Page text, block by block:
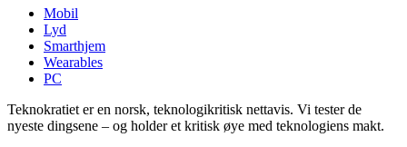
Mobil
Lyd
Smarthjem
Wearables
PC
Teknokratiet er en norsk, teknologikritisk nettavis. Vi tester de
nyeste dingsene – og holder et kritisk øye med teknologiens makt.